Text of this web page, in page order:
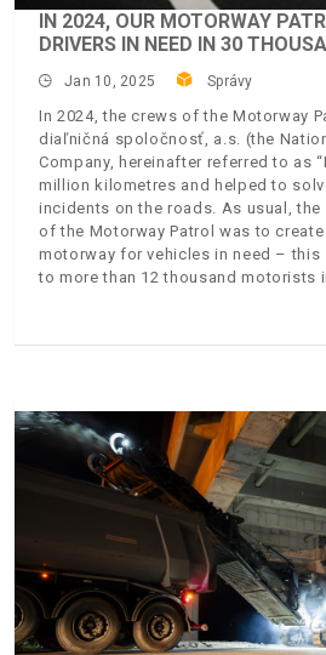
IN 2024, OUR MOTORWAY
DRIVERS IN NEED IN 30
Jan 10, 2025 Správy
In 2024, the crews of the Motorway
diaľničná spoločnosť, a.s. (the
Company, hereinafter referred to as
million kilometres and helped to
incidents on the roads. As usual,
of the Motorway Patrol was to
motorway for vehicles in need – this
to more than 12 thousand motorists